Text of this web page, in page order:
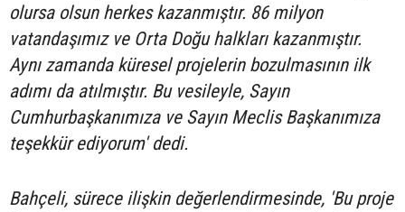
olursa olsun herkes kazanmıştır. 86 milyon
vatandaşımız ve Orta Doğu halkları kazanmıştır.
Aynı zamanda küresel projelerin bozulmasının ilk
adımı da atılmıştır. Bu vesileyle, Sayın
Cumhurbaşkanımıza ve Sayın Meclis Başkanımıza
teşekkür ediyorum' dedi.
Bahçeli, sürece ilişkin değerlendirmesinde, 'Bu proje